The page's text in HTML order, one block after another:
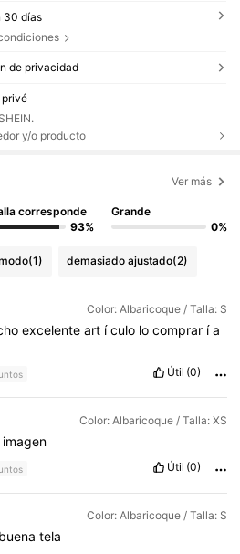
30 días
de privacidad
privé
y/o producto
Ver más
corresponde
93%
Grande
0%
(1) demasiado ajustado(2)
Color: Albaricoque / Talla: S
excelenteart ículo locomprar ía
Útil (0)
Color: Albaricoque / Talla: XS
imagen
Útil (0)
Color: Albaricoque / Talla: S
buenatela